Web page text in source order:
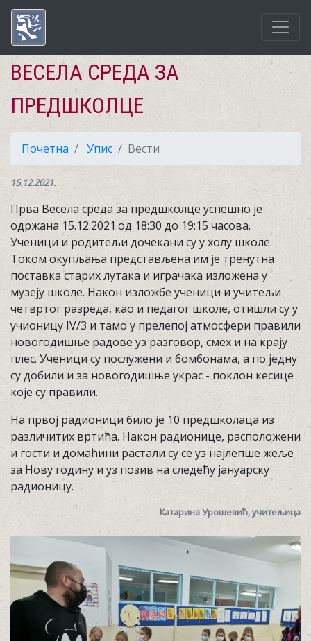
ВЕСЕЛА СРЕДА ЗА
ПРЕДШКОЛЦЕ
Почетна Упис Вести
15.12.2021.
Прва Весела среда за предшколце успешно је
одржана 15.12.2021.од 18:30 до 19:15 часова.
Ученици и родитељи дочекани су у холу школе.
Током окупљања представљена им је тренутна
поставка старих лутака и играчака изложена у
музеју школе. Након изложбе ученици и учитељи
четвртог разреда, као и педагог школе, отишли су у
учионицу IV/3 и тамо у прелепој атмосфери правили
новогодишње радове уз разговор, смех и на крају
плес. Ученици су послужени и бомбонама, а по једну
су добили и за новогодишње украс - поклон кесице
које су правили.
На првој радионици било је 10 предшколаца из
различитих вртића. Након радионице, расположени
и гости и домаћини растали су се уз најлепше жеље
за Нову годину и уз позив на следећу јануарску
радионицу.
Катарина Урошевић, учитељица